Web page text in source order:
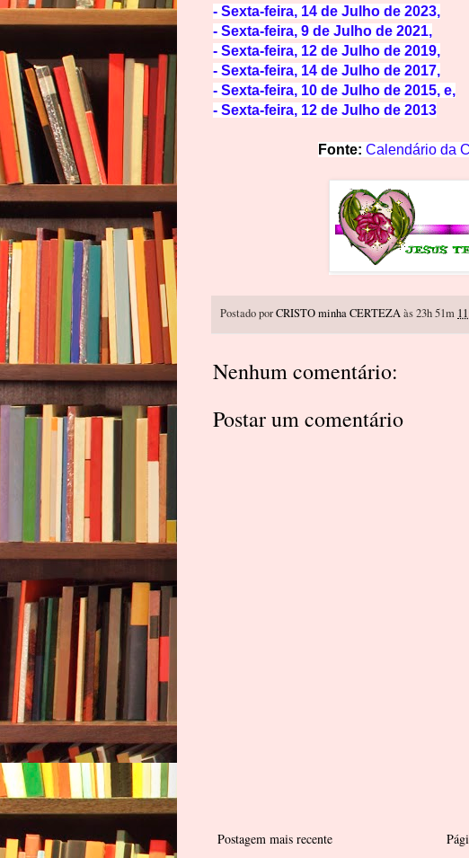
- Sexta-feira, 14 de Julho de 2023,
- Sexta-feira, 9 de Julho de 2021,
- Sexta-feira, 12 de Julho de 2019,
- Sexta-feira, 14 de Julho de 2017,
- Sexta-feira, 10 de Julho de 2015, e,
- Sexta-feira, 12 de Julho de 2013
Fonte: Calendário da
Postado porCRISTO minha CERTEZAàs 23h 51m
Nenhum comentário:
Postar um comentário
Postagem mais recente